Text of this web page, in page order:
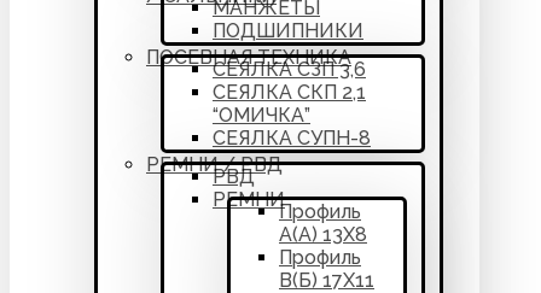
МАНЖЕТЫ
ПОДШИПНИКИ
ПОСЕВНАЯ ТЕХНИКА
СЕЯЛКА СЗП 3,6
СЕЯЛКА СКП 2,1
“ОМИЧКА”
СЕЯЛКА СУПН-8
РЕМНИ / РВД
РВД
РЕМНИ
Профиль
А(А) 13Х8
Профиль
В(Б) 17Х11